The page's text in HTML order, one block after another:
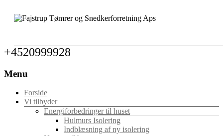
+4520999928
Menu
Forside
Vi tilbyder
Energiforbedringer til huset
Hulmurs Isolering
Indblæsning af ny isolering